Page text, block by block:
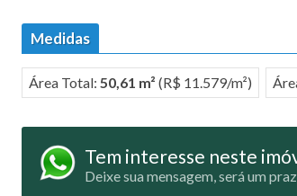
Medidas
Área Total: 50,61 m² (R$ 11.579/m²)
Tem interesse neste
Deixe sua mensagem, será um